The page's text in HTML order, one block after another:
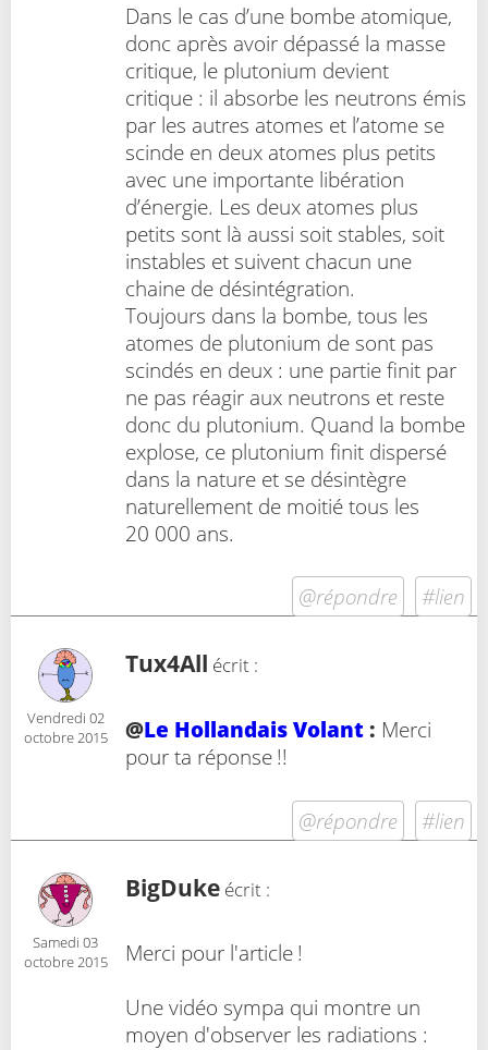
Dans le cas d’une bombe atomique,
donc après avoir dépassé la masse
critique, le plutonium devient
critique : il absorbe les neutrons émis
par les autres atomes et l’atome se
scinde en deux atomes plus petits
avec une importante libération
d’énergie. Les deux atomes plus
petits sont là aussi soit stables, soit
instables et suivent chacun une
chaine de désintégration.
Toujours dans la bombe, tous les
atomes de plutonium de sont pas
scindés en deux : une partie finit par
ne pas réagir aux neutrons et reste
donc du plutonium. Quand la bombe
explose, ce plutonium finit dispersé
dans la nature et se désintègre
naturellement de moitié tous les
20 000 ans.
@répondre #lien
Vendredi 02
octobre 2015
Tux4All écrit :
@Le Hollandais Volant : Merci
pour ta réponse !!
@répondre #lien
Samedi 03
octobre 2015
BigDuke écrit :
Merci pour l'article !
Une vidéo sympa qui montre un
moyen d'observer les radiations :